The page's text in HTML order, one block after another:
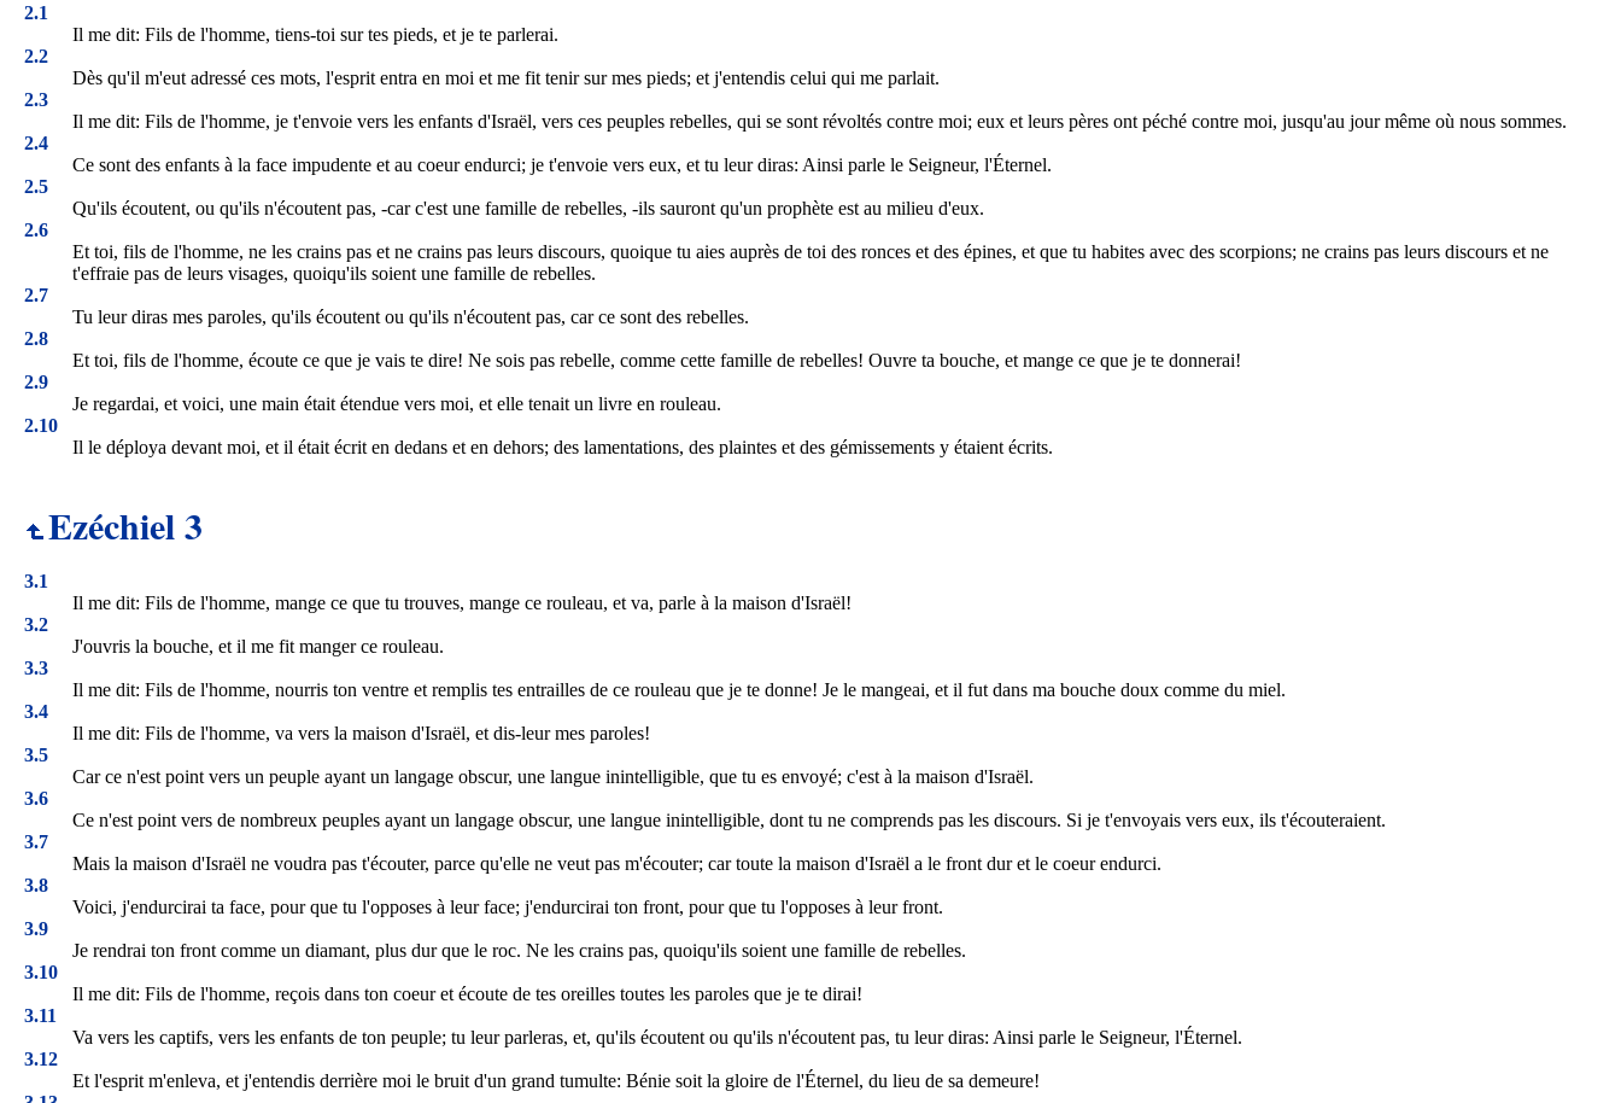
2.1
Il me dit: Fils de l'homme, tiens-toi sur tes pieds, et je te parlerai.
2.2
Dès qu'il m'eut adressé ces mots, l'esprit entra en moi et me fit tenir sur mes pieds; et j'entendis celui qui me parlait.
2.3
Il me dit: Fils de l'homme, je t'envoie vers les enfants d'Israël, vers ces peuples rebelles, qui se sont révoltés contre moi; eux et leurs pères ont péché contre moi, jusqu'au jour même où nous sommes.
2.4
Ce sont des enfants à la face impudente et au coeur endurci; je t'envoie vers eux, et tu leur diras: Ainsi parle le Seigneur, l'Éternel.
2.5
Qu'ils écoutent, ou qu'ils n'écoutent pas, -car c'est une famille de rebelles, -ils sauront qu'un prophète est au milieu d'eux.
2.6
Et toi, fils de l'homme, ne les crains pas et ne crains pas leurs discours, quoique tu aies auprès de toi des ronces et des épines, et que tu habites avec des scorpions; ne crains pas leurs discours et ne
t'effraie pas de leurs visages, quoiqu'ils soient une famille de rebelles.
2.7
Tu leur diras mes paroles, qu'ils écoutent ou qu'ils n'écoutent pas, car ce sont des rebelles.
2.8
Et toi, fils de l'homme, écoute ce que je vais te dire! Ne sois pas rebelle, comme cette famille de rebelles! Ouvre ta bouche, et mange ce que je te donnerai!
2.9
Je regardai, et voici, une main était étendue vers moi, et elle tenait un livre en rouleau.
2.10
Il le déploya devant moi, et il était écrit en dedans et en dehors; des lamentations, des plaintes et des gémissements y étaient écrits.
Ezéchiel 3
3.1
Il me dit: Fils de l'homme, mange ce que tu trouves, mange ce rouleau, et va, parle à la maison d'Israël!
3.2
J'ouvris la bouche, et il me fit manger ce rouleau.
3.3
Il me dit: Fils de l'homme, nourris ton ventre et remplis tes entrailles de ce rouleau que je te donne! Je le mangeai, et il fut dans ma bouche doux comme du miel.
3.4
Il me dit: Fils de l'homme, va vers la maison d'Israël, et dis-leur mes paroles!
3.5
Car ce n'est point vers un peuple ayant un langage obscur, une langue inintelligible, que tu es envoyé; c'est à la maison d'Israël.
3.6
Ce n'est point vers de nombreux peuples ayant un langage obscur, une langue inintelligible, dont tu ne comprends pas les discours. Si je t'envoyais vers eux, ils t'écouteraient.
3.7
Mais la maison d'Israël ne voudra pas t'écouter, parce qu'elle ne veut pas m'écouter; car toute la maison d'Israël a le front dur et le coeur endurci.
3.8
Voici, j'endurcirai ta face, pour que tu l'opposes à leur face; j'endurcirai ton front, pour que tu l'opposes à leur front.
3.9
Je rendrai ton front comme un diamant, plus dur que le roc. Ne les crains pas, quoiqu'ils soient une famille de rebelles.
3.10
Il me dit: Fils de l'homme, reçois dans ton coeur et écoute de tes oreilles toutes les paroles que je te dirai!
3.11
Va vers les captifs, vers les enfants de ton peuple; tu leur parleras, et, qu'ils écoutent ou qu'ils n'écoutent pas, tu leur diras: Ainsi parle le Seigneur, l'Éternel.
3.12
Et l'esprit m'enleva, et j'entendis derrière moi le bruit d'un grand tumulte: Bénie soit la gloire de l'Éternel, du lieu de sa demeure!